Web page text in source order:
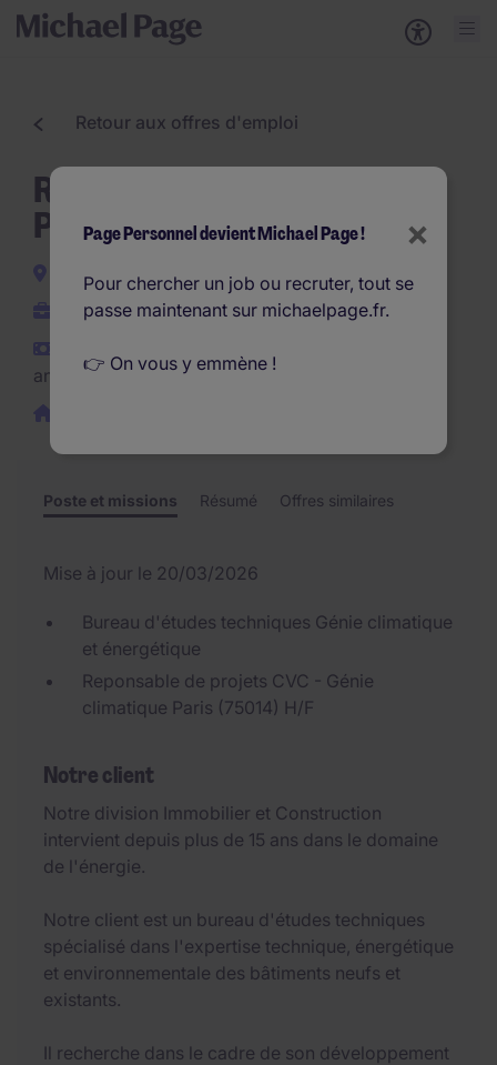
Retour aux offres d'emploi
Reponsable de projets CVC
Paris (F/H)
Paris-14e-Arrondissement
CDI
an
Poste et missions Résumé Offres similaires
Mise à jour le 20/03/2026
Bureau d'études techniques Génie climatique
et énergétique
Reponsable de projets CVC - Génie
climatique Paris (75014) H/F
Notre client
Notre division Immobilier et Construction
intervient depuis plus de 15 ans dans le domaine
de l'énergie.
Notre client est un bureau d'études techniques
spécialisé dans l'expertise technique, énergétique
et environnementale des bâtiments neufs et
existants.
Il recherche dans le cadre de son développement
×
Page Personnel devient Michael Page !
Pour chercher un job ou recruter, tout se
passe maintenant sur michaelpage.fr.
👉 On vous y emmène !